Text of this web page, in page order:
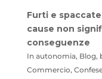
Furti e
cause non
conseguenze
In autonomia, Blog,
Commercio,